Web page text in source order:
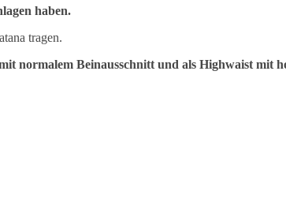
haben.
tragen.
normalem Beinausschnitt und als Highwaist mit